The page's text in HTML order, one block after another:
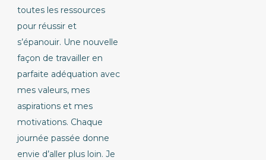
toutes les ressources
pour réussir et
s’épanouir. Une nouvelle
façon de travailler en
parfaite adéquation avec
mes valeurs, mes
aspirations et mes
motivations. Chaque
journée passée donne
envie d’aller plus loin. Je